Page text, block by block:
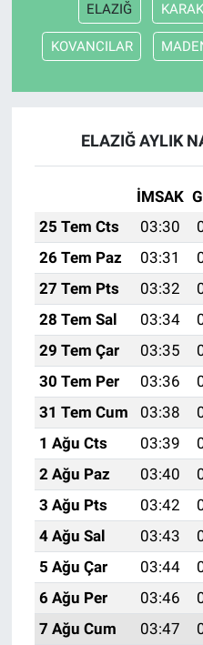
ELAZIĞ
KOVANCILAR
ELAZIĞ AYLIK
İMSAK
25 Tem Cts
03:30
26 Tem Paz
03:31
27 Tem Pts
03:32
28 Tem Sal
03:34
29 Tem Çar
03:35
30 Tem Per
03:36
31 Tem Cum
03:38
1 Ağu Cts
03:39
2 Ağu Paz
03:40
3 Ağu Pts
03:42
4 Ağu Sal
03:43
5 Ağu Çar
03:44
6 Ağu Per
03:46
7 Ağu Cum
03:47